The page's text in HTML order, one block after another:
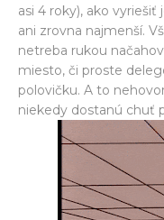
asi 4 roky), ako vyriešiť
ani zrovna najmenší.
netreba rukou
miesto, či proste
polovičku. A to
niekedy dostanú chuť